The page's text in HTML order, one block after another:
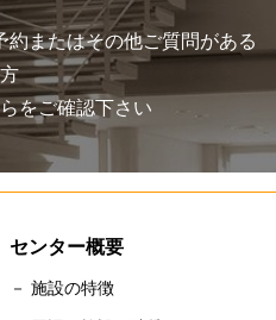
約またはその他ご質問がある
方
をご確認下さい
センター概要
－ 施設の特徴